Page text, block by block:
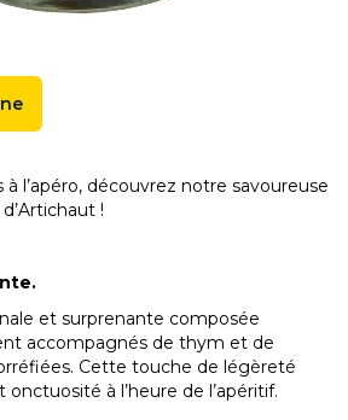
à l’apéro, découvrez notre savoureuse
!
et surprenante composée
accompagnés de thym et de
Cette touche de légèreté
à l’heure de l’apéritif.